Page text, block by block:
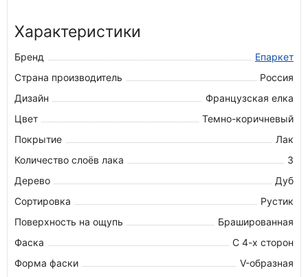
Характеристики
Бренд
Епаркет
Страна производитель
Россия
Дизайн
Французская елка
Цвет
Темно-коричневый
Покрытие
Лак
Количество слоёв лака
3
Дерево
Дуб
Сортировка
Рустик
Поверхность на ощупь
Брашированная
Фаска
С 4-х сторон
Форма фаски
V-образная